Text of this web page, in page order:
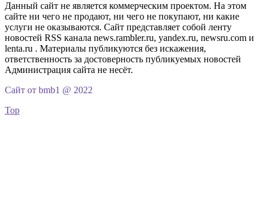
Данный сайт не является коммерческим проектом. На этом
сайте ни чего не продают, ни чего не покупают, ни какие
услуги не оказываются. Сайт представляет собой ленту
новостей RSS канала news.rambler.ru, yandex.ru, newsru.com и
lenta.ru . Материалы публикуются без искажения,
ответственность за достоверность публикуемых новостей
Администрация сайта не несёт.
Сайт от bmb1 @ 2022
Top